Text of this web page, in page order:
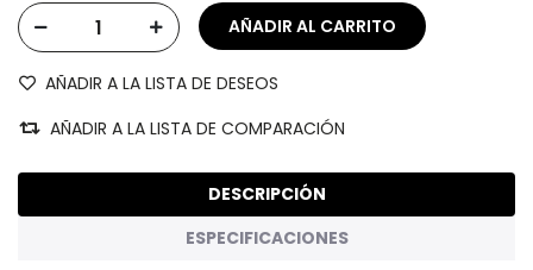
AÑADIR A LA LISTA DE DESEOS
AÑADIR A LA LISTA DE COMPARACIÓN
DESCRIPCIÓN
ESPECIFICACIONES